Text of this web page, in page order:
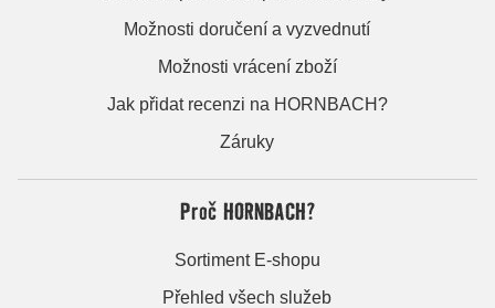
Možnosti doručení a vyzvednutí
Možnosti vrácení zboží
Jak přidat recenzi na HORNBACH?
Záruky
Proč HORNBACH?
Sortiment E-shopu
Přehled všech služeb